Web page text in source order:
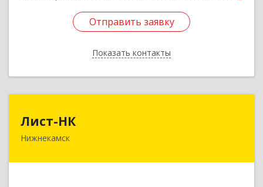
Отправить заявку
Показать контакты
Отправить заявку
Назад
Лист-НК
Нижнекамск
423585, Татарстан Респ, Нижнекамский р-н,